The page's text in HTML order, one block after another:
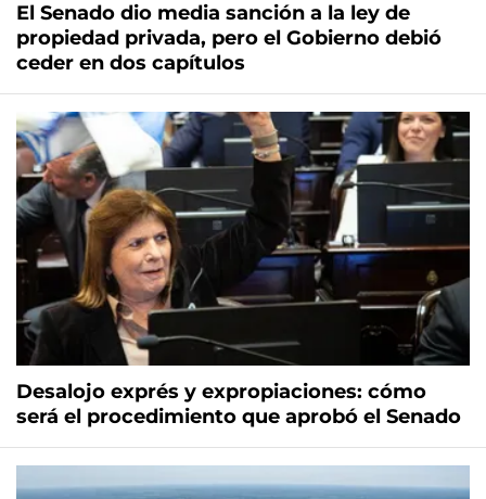
El Senado dio media sanción a la ley de
propiedad privada, pero el Gobierno debió
ceder en dos capítulos
Desalojo exprés y expropiaciones: cómo
será el procedimiento que aprobó el Senado